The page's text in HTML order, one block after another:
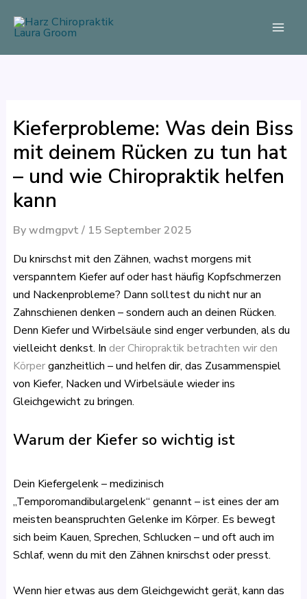
Kieferprobleme: Was dein Biss
mit deinem Rücken zu tun hat
– und wie Chiropraktik helfen
kann
Bywdmgpvt/ 15 September 2025
Du knirschst mit den Zähnen, wachst morgens mit
verspanntem Kiefer auf oder hast häufig Kopfschmerzen
und Nackenprobleme? Dann solltest du nicht nur an
Zahnschienen denken – sondern auch an deinen Rücken.
Denn Kiefer und Wirbelsäule sind enger verbunden, als du
vielleicht denkst. In der Chiropraktik betrachten wir den
Körperganzheitlich – und helfen dir, das Zusammenspiel
von Kiefer, Nacken und Wirbelsäule wieder ins
Gleichgewicht zu bringen.
Warum der Kiefer so wichtig ist
Dein Kiefergelenk – medizinisch
„Temporomandibulargelenk“ genannt – ist eines der am
meisten beanspruchten Gelenke im Körper. Es bewegt
sich beim Kauen, Sprechen, Schlucken – und oft auch im
Schlaf, wenn du mit den Zähnen knirschst oder presst.
Wenn hier etwas aus dem Gleichgewicht gerät, kann das